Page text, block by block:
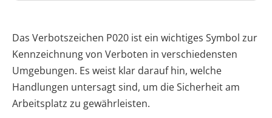
Das Verbotszeichen P020 ist ein wichtiges Symbol zur
Kennzeichnung von Verboten in verschiedensten
Umgebungen. Es weist klar darauf hin, welche
Handlungen untersagt sind, um die Sicherheit am
Arbeitsplatz zu gewährleisten.